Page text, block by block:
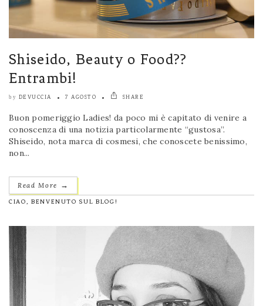
Shiseido, Beauty o Food??
Entrambi!
by DEVUCCIA 7 AGOSTO SHARE
Buon pomeriggio Ladies! da poco mi è capitato di venire a
conoscenza di una notizia particolarmente “gustosa”.
Shiseido, nota marca di cosmesi, che conoscete benissimo,
non...
Read More →
CIAO, BENVENUTO SUL BLOG!